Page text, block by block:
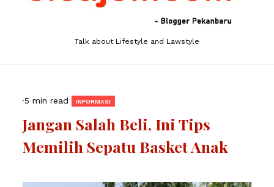
Talk about Lifestyle and Lawstyle
·5 min read INFORMASI
Jangan Salah Beli, Ini Tips
Memilih Sepatu Basket Anak